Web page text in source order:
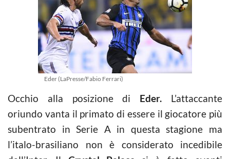
Eder (LaPresse/Fabio Ferrari)
Occhio alla posizione di Eder. L’attaccante
oriundo vanta il primato di essere il giocatore più
subentrato in Serie A in questa stagione ma
l’italo-brasiliano non è considerato incedibile